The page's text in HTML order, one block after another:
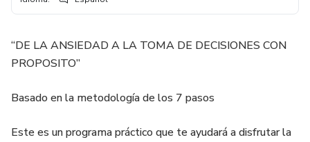
“DE LA ANSIEDAD A LA TOMA DE DECISIONES CON
PROPOSITO”
Basado en la metodología de los 7 pasos
Este es un programa práctico que te ayudará a disfrutar la